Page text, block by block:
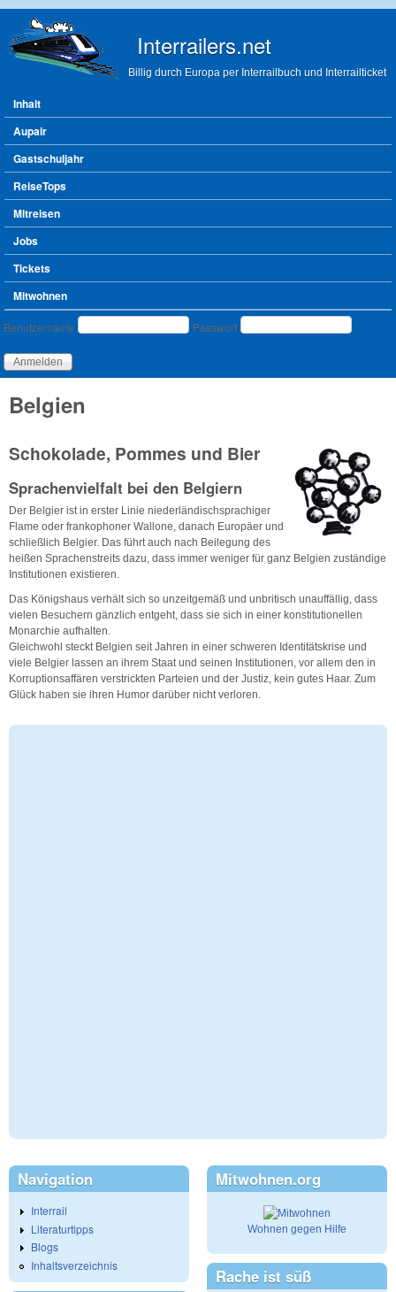
Interrailers.net
Billig durch Europa per Interrailbuch und Interrailticket
Hauptmenü
Inhalt
Aupair
Gastschuljahr
ReiseTops
Mitreisen
Jobs
Tickets
Mitwohnen
Benutzeranmeldung
Benutzername Passwort
Belgien
Schokolade, Pommes und Bier
Sprachenvielfalt bei den Belgiern
Der Belgier ist in erster Linie niederländischsprachiger
Flame oder frankophoner Wallone, danach Europäer und
schließlich Belgier. Das führt auch nach Beilegung des
heißen Sprachenstreits dazu, dass immer weniger für ganz Belgien zuständige
Institutionen existieren.
Das Königshaus verhält sich so unzeitgemäß und unbritisch unauffällig, dass
vielen Besuchern gänzlich entgeht, dass sie sich in einer konstitutionellen
Monarchie aufhalten.
Gleichwohl steckt Belgien seit Jahren in einer schweren Identitätskrise und
viele Belgier lassen an ihrem Staat und seinen Institutionen, vor allem den in
Korruptionsaffären verstrickten Parteien und der Justiz, kein gutes Haar. Zum
Glück haben sie ihren Humor darüber nicht verloren.
Navigation
Interrail
Literaturtipps
Blogs
Inhaltsverzeichnis
Mitwohnen.org
Wohnen gegen Hilfe
Rache ist süß